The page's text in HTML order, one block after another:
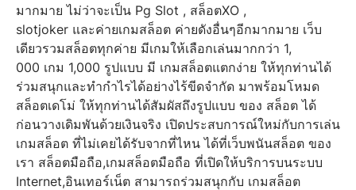
มากมาย ไม่ว่าจะเป็น Pg Slot , สล็อตXO ,
slotjoker และค่ายเกมสล็อต ค่ายดังอื่นๆอีกมากมาย เว็บ
เดียวรวมสล็อตทุกค่าย มีเกมให้เลือกเล่นมากกว่า 1,
000 เกม 1,000 รูปแบบ มี เกมสล็อตแตกง่าย ให้ทุกท่านได้
ร่วมสนุกและทำกำไรได้อย่างไร้ขีดจำกัด มาพร้อมโหมด
สล็อตเดโม่ ให้ทุกท่านได้สัมผัสถึงรูปแบบ ของ สล็อต ได้
ก่อนวางเดิมพันด้วยเงินจริง เปิดประสบการณ์ใหม่กับการเล่น
เกมสล็อต ที่ไม่เคยได้รับจากที่ไหน ได้ที่เว็บพนันสล็อต ของ
เรา สล็อตมือถือ,เกมสล็อตมือถือ ที่เปิดให้บริการบนระบบ
Internet,อินเทอร์เน็ต สามารถร่วมสนุกกับ เกมสล็อต